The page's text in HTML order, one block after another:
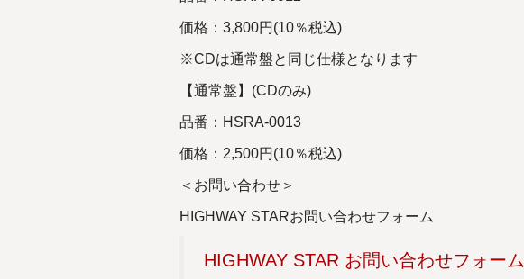
価格：3,800円(10％税込)
※CDは通常盤と同じ仕様となります
【通常盤】(CDのみ)
品番：HSRA-0013
価格：2,500円(10％税込)
＜お問い合わせ＞
HIGHWAY STARお問い合わせフォーム
HIGHWAY STAR お問い合わせフォーム